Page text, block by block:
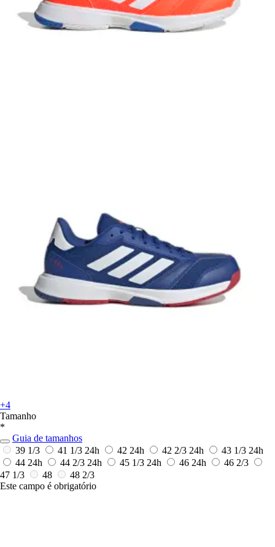
+4
Tamanho
*
Guia de tamanhos
39 1/3
41 1/3 24h 42 24h 42 2/3 24h 43 1/3 24h
44 24h 44 2/3 24h 45 1/3 24h 46 24h
46 2/3
47 1/3
48
48 2/3
Este campo é obrigatório